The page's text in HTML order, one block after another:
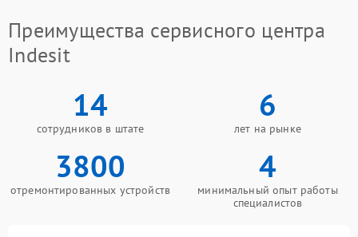
Преимущества сервисного центра
Indesit
14
сотрудников в штате
6
лет на рынке
3800
отремонтированных устройств
4
минимальный опыт работы
специалистов